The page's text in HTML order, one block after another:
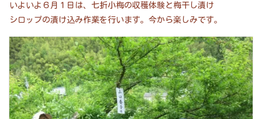
いよいよ６月１日は、七折小梅の収穫体験と梅干し漬け
シロップの漬け込み作業を行います。今から楽しみです。